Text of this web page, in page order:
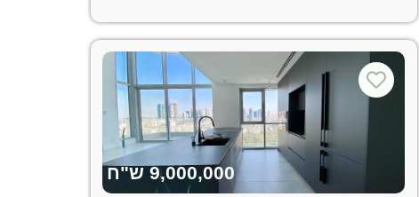
9,000,000 ש"ח